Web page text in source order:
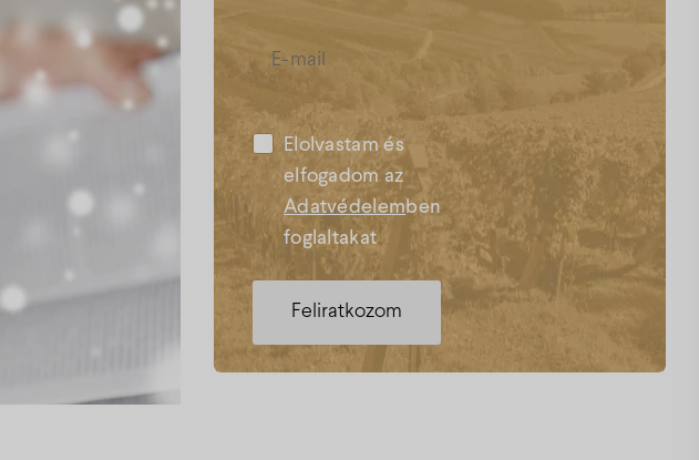
Elolvastam és
elfogadom az
Adatvédelemben
foglaltakat